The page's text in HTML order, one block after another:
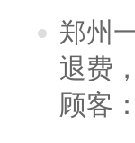
郑州
退费
顾客